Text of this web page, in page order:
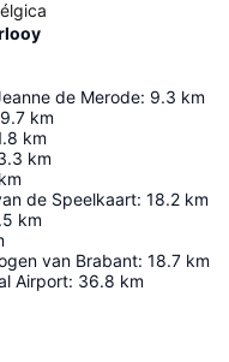
de Merode: 9.3 km
9.7 km
km
km
km
de Speelkaart: 18.2 km
km
van Brabant: 18.7 km
Airport: 36.8 km